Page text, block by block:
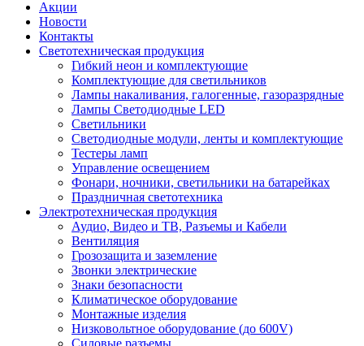
Акции
Новости
Контакты
Светотехническая продукция
Гибкий неон и комплектующие
Комплектующие для светильников
Лампы накаливания, галогенные, газоразрядные
Лампы Светодиодные LED
Светильники
Светодиодные модули, ленты и комплектующие
Тестеры ламп
Управление освещением
Фонари, ночники, светильники на батарейках
Праздничная светотехника
Электротехническая продукция
Аудио, Видео и ТВ, Разъемы и Кабели
Вентиляция
Грозозащита и заземление
Звонки электрические
Знаки безопасности
Климатическое оборудование
Монтажные изделия
Низковольтное оборудование (до 600V)
Силовые разъемы